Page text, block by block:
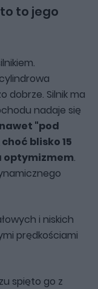
to jego
dobrze. Silnik ma
nadaje się
"pod
blisko 15
optymizmem.
i niskich
prędkościami
spięto go z